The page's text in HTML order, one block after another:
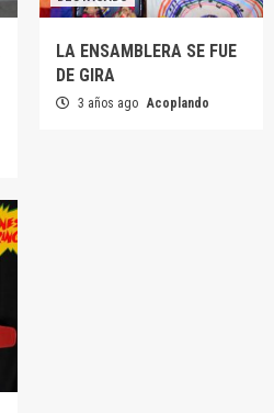
LA ENSAMBLERA SE FUE
DE GIRA
3 años ago Acoplando